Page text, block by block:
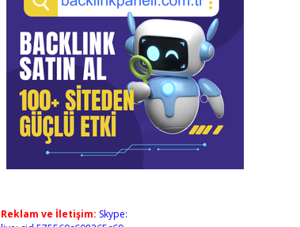
Reklam ve İletişim: Skype: